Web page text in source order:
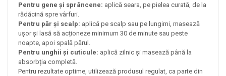
Pentru gene și sprâncene: aplică seara, pe pielea curată, de la
rădăcină spre vârfuri.
Pentru păr și scalp: aplică pe scalp sau pe lungimi, masează
ușor și lasă să acționeze minimum 30 de minute sau peste
noapte, apoi spală părul.
Pentru unghii și cuticule: aplică zilnic și masează până la
absorbția completă.
Pentru rezultate optime, utilizează produsul regulat, ca parte din